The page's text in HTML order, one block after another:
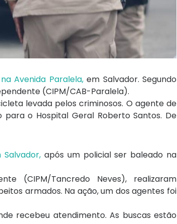
Avenida Paralela,em Salvador. Segundo
(CIPM/CAB-Paralela).
levada pelos criminosos. O agente de
o Hospital Geral Roberto Santos. De
após um policial ser baleado na
(CIPM/Tancredo Neves), realizaram
armados. Na ação, um dos agentes foi
recebeu atendimento. As buscas estão